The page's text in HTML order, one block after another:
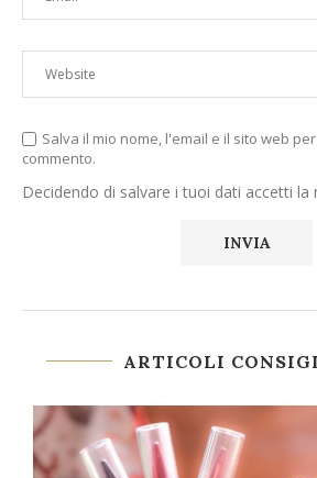
Salva il mio nome, l'email e il sito web
commento.
Decidendo di salvare i tuoi dati accetti la
ARTICOLI